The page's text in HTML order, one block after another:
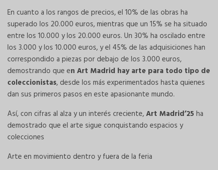
En cuanto a los rangos de precios, el 10% de las obras ha
superado los 20.000 euros, mientras que un 15% se ha situado
entre los 10.000 y los 20.000 euros. Un 30% ha oscilado entre
los 3.000 y los 10.000 euros, y el 45% de las adquisiciones han
correspondido a piezas por debajo de los 3.000 euros,
demostrando que en Art Madrid hay arte para todo tipo de
coleccionistas, desde los más experimentados hasta quienes
dan sus primeros pasos en este apasionante mundo.
Así, con cifras al alza y un interés creciente,Art Madrid’25 ha
demostrado que el arte sigue conquistando espacios y
colecciones
Arte en movimiento dentro y fuera de la feria